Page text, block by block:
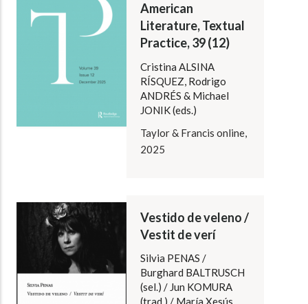
American
Literature, Textual
Practice, 39 (12)
Cristina ALSINA
RÍSQUEZ, Rodrigo
ANDRÉS & Michael
JONIK (eds.)
Taylor & Francis online,
2025
Vestido de veleno /
Vestit de verí
Silvia PENAS /
Burghard BALTRUSCH
(sel.) / Jun KOMURA
(trad.) / María Xesús